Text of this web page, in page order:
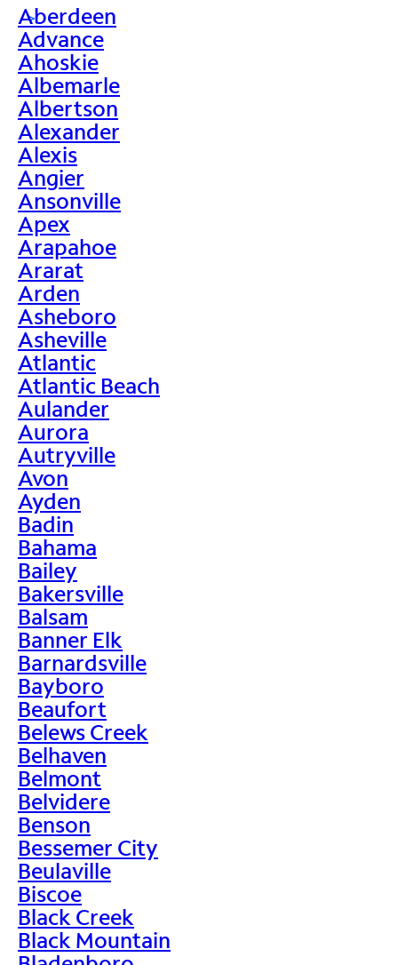
>
Aberdeen
Advance
Ahoskie
Albemarle
Albertson
Alexander
Alexis
Angier
Ansonville
Apex
Arapahoe
Ararat
Arden
Asheboro
Asheville
Atlantic
Atlantic Beach
Aulander
Aurora
Autryville
Avon
Ayden
Badin
Bahama
Bailey
Bakersville
Balsam
Banner Elk
Barnardsville
Bayboro
Beaufort
Belews Creek
Belhaven
Belmont
Belvidere
Benson
Bessemer City
Beulaville
Biscoe
Black Creek
Black Mountain